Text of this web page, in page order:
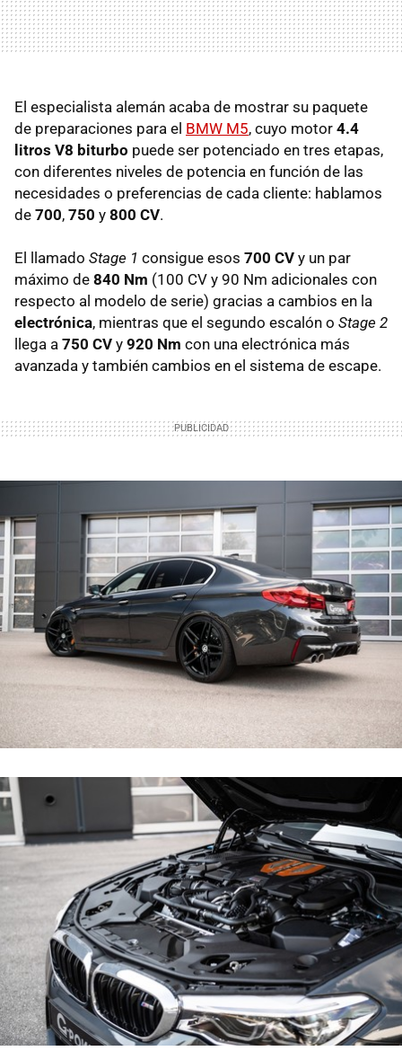
El especialista alemán acaba de mostrar su paquete
de preparaciones para el BMW M5, cuyo motor 4.4
litros V8 biturbo puede ser potenciado en tres etapas,
con diferentes niveles de potencia en función de las
necesidades o preferencias de cada cliente: hablamos
de 700, 750 y 800 CV.
El llamado Stage 1 consigue esos 700 CV y un par
máximo de 840 Nm (100 CV y 90 Nm adicionales con
respecto al modelo de serie) gracias a cambios en la
electrónica, mientras que el segundo escalón o Stage 2
llega a 750 CV y 920 Nm con una electrónica más
avanzada y también cambios en el sistema de escape.